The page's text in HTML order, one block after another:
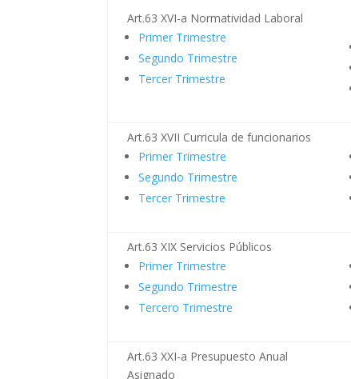
Art.63 XVI-a Normatividad Laboral
Primer Trimestre
Segundo Trimestre
Tercer Trimestre
Art.63 XVII Curricula de funcionarios
Primer Trimestre
Segundo Trimestre
Tercer Trimestre
Art.63 XIX Servicios Públicos
Primer Trimestre
Segundo Trimestre
Tercero Trimestre
Art.63 XXI-a Presupuesto Anual
Asignado